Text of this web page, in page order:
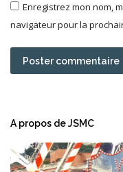
Enregistrez mon nom,
navigateur pour la
Poster commentaire
A propos de JSMC